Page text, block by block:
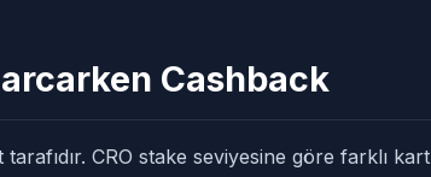
Cashback
CRO stake seviyesine göre farklı kart